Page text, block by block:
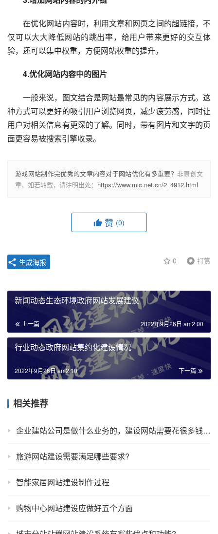
在优化网站内容时，利用文章和网页之间的超链接，不
仅可以大大降低网站的跳出率，给用户带来更好的交互体
验，还可以集中权重，方便网站权重的提升。
4.优化网站内容中的图片
一般来说，图文结合是网站最常见的内容展示方式。这
种方式可以更好的吸引用户浏览网页，减少疲劳感，同时让
用户对相关信息有更深的了解。同时，带有图片和文字的页
面更容易被搜索引擎收录。
游戏网站制作完优秀的文章内容对于网站优化有多重要？非原创文
章，如若转载，请注明出处： https://www.mic.net.cn/2_4912.html
赞 (0)
0 打赏
生成海报
新闻动态生态环境政府网站发展建议
上一篇 2022年9月26日 am2:00
行业动态政府网站集约化建设情况
下一篇
2022年9月26日 am2:10
相关推荐
企业建站公司是做什么业务的，建设网站需要花很多钱吗？
旅游网站建设需要满足哪些要求?
智能家居网站建设制作过程
购物中心网站建设应做好五个方面